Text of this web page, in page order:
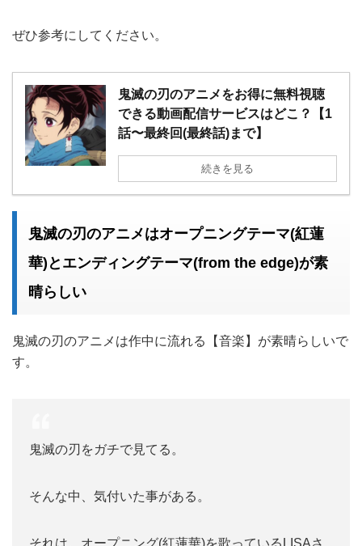
ぜひ参考にしてください。
鬼滅の刃のアニメをお得に無料視聴
できる動画配信サービスはどこ？【1
話〜最終回(最終話)まで】
続きを見る
鬼滅の刃のアニメはオープニングテーマ(紅蓮
華)とエンディングテーマ(from the edge)が素
晴らしい
鬼滅の刃のアニメは作中に流れる【音楽】が素晴らしいで
す。
鬼滅の刃をガチで見てる。
そんな中、気付いた事がある。